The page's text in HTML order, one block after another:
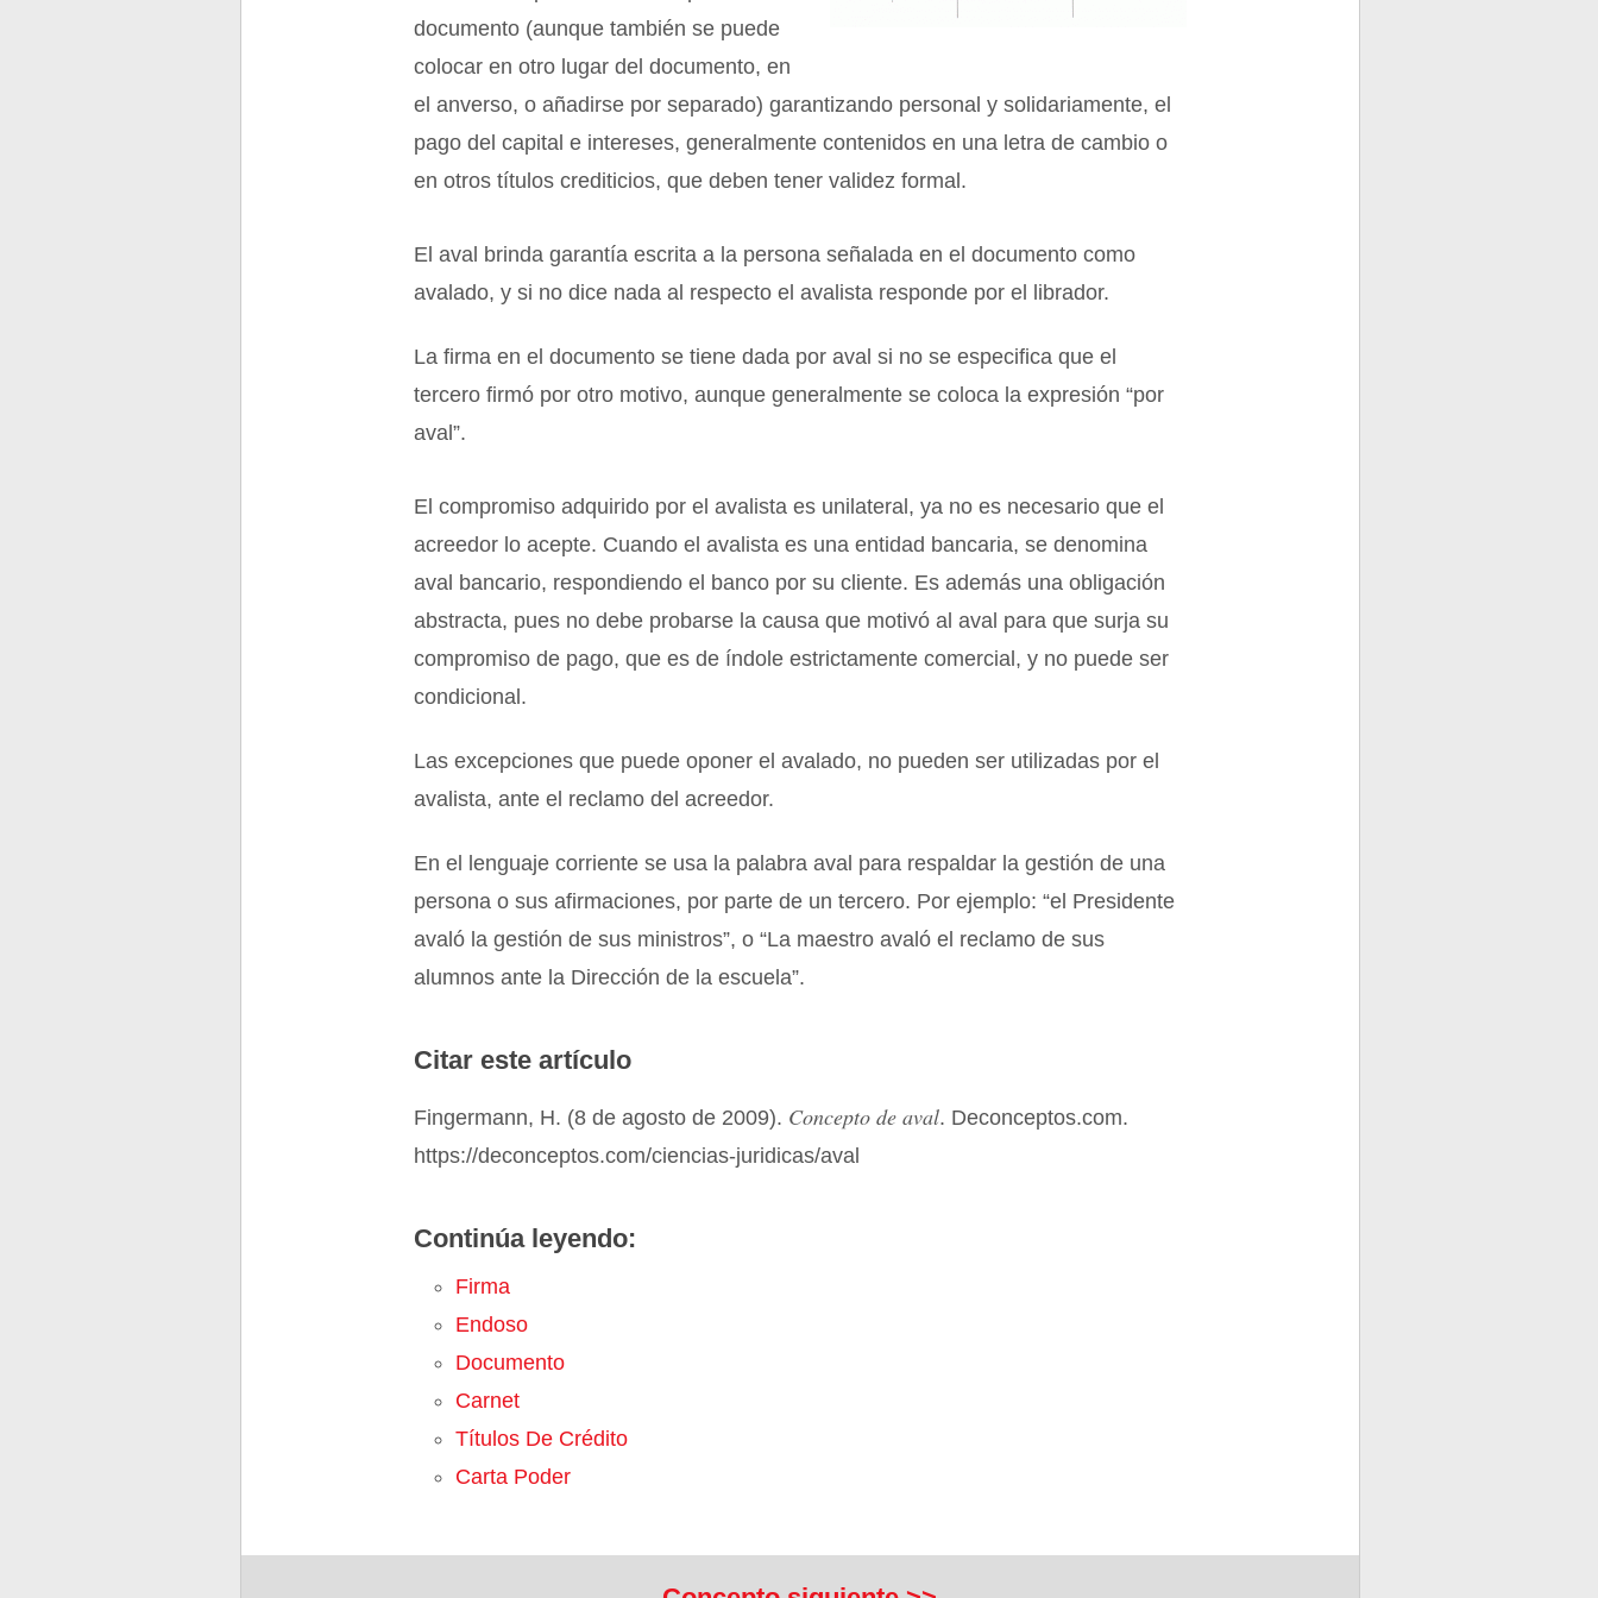
documento (aunque también se puede
colocar en otro lugar del documento, en
el anverso, o añadirse por separado) garantizando personal y solidariamente, el
pago del capital e intereses, generalmente contenidos en una letra de cambio o
en otros títulos crediticios, que deben tener validez formal.
El aval brinda garantía escrita a la persona señalada en el documento como
avalado, y si no dice nada al respecto el avalista responde por el librador.
La firma en el documento se tiene dada por aval si no se especifica que el
tercero firmó por otro motivo, aunque generalmente se coloca la expresión “por
aval”.
El compromiso adquirido por el avalista es unilateral, ya no es necesario que el
acreedor lo acepte. Cuando el avalista es una entidad bancaria, se denomina
aval bancario, respondiendo el banco por su cliente. Es además una obligación
abstracta, pues no debe probarse la causa que motivó al aval para que surja su
compromiso de pago, que es de índole estrictamente comercial, y no puede ser
condicional.
Las excepciones que puede oponer el avalado, no pueden ser utilizadas por el
avalista, ante el reclamo del acreedor.
En el lenguaje corriente se usa la palabra aval para respaldar la gestión de una
persona o sus afirmaciones, por parte de un tercero. Por ejemplo: “el Presidente
avaló la gestión de sus ministros”, o “La maestro avaló el reclamo de sus
alumnos ante la Dirección de la escuela”.
Citar este artículo
Fingermann, H. (8 de agosto de 2009). Concepto de aval. Deconceptos.com.
https://deconceptos.com/ciencias-juridicas/aval
Continúa leyendo:
Firma
Endoso
Documento
Carnet
Títulos De Crédito
Carta Poder